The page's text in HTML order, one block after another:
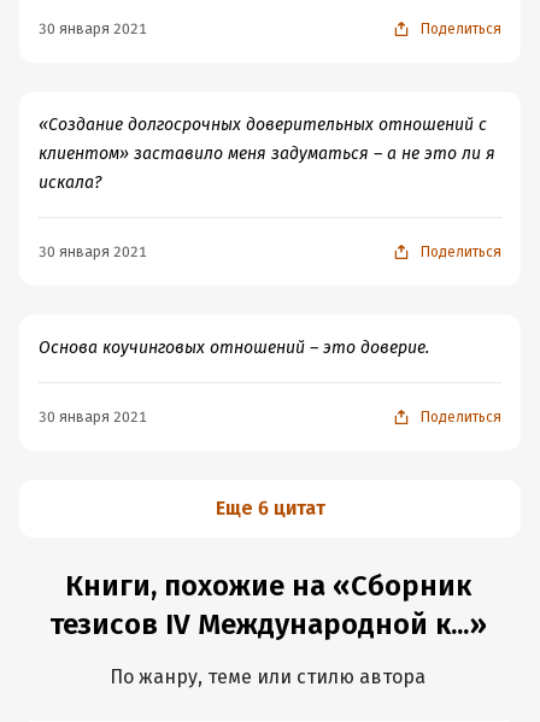
30 января 2021 Поделиться
«Создание долгосрочных доверительных отношений с
клиентом» заставило меня задуматься – а не это ли я
искала?
30 января 2021 Поделиться
Основа коучинговых отношений – это доверие.
30 января 2021 Поделиться
Еще 6 цитат
Книги, похожие на «Сборник
тезисов IV Международной к...»
По жанру, теме или стилю автора